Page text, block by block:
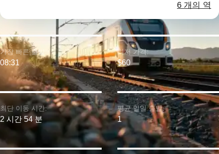
6 개의 역
최단 이동 시간:
2 시간 54 분
가장 빠른 출발:
08:31
최저 가격:
$60
평균 일일 출발:
1